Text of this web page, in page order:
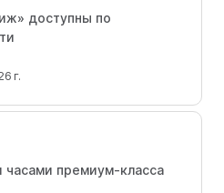
доступны по
г.
часами премиум-класса